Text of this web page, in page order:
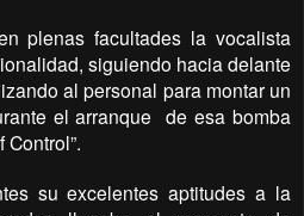
plenas facultades la vocalista
siguiendo hacia delante
al personal para montar un
el arranque
de esa bomba
Control”.
su excelentes aptitudes a la